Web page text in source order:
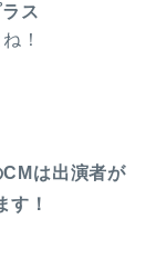
ス
！
は出演者が
す！